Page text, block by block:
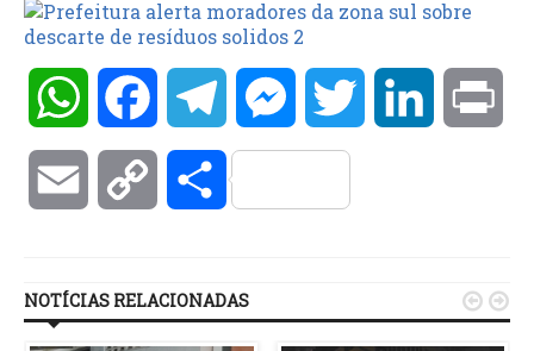
WhatsAppFacebookTelegramMessengerTwitter LinkedIn
Email Copy Compartilhar
NOTÍCIAS RELACIONADAS  